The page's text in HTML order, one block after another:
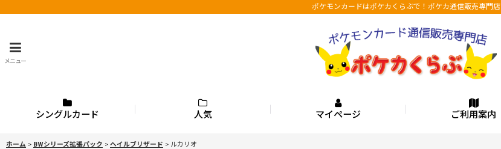
ポケモンカードはポケカくらぶで！ポケカ通信販売専門店
メニュー
シングルカード 人気 マイページ ご利用案内
ホーム > BWシリーズ拡張パック > ヘイルブリザード > ルカリオ